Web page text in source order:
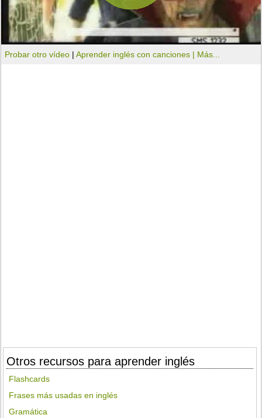
Probar otro vídeo |Aprender inglés con canciones | Más...
Otros recursos para aprender inglés
Flashcards
Frases más usadas en inglés
Gramática